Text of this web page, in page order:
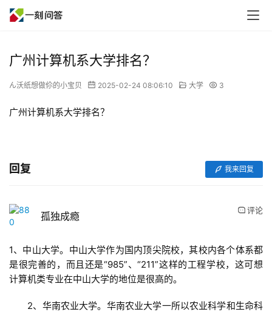
广州计算机系大学排名？
ん沃纸想做伱的小宝贝 2025-02-24 08:06:10 大学 3
广州计算机系大学排名？
回复 我来回复
孤独成瘾 评论
1、中山大学。中山大学作为国内顶尖院校，其校内各个体系都
是很完善的，而且还是“985”、“211”这样的工程学校，这可想
计算机类专业在中山大学的地位是很高的。
2、华南农业大学。华南农业大学一所以农业科学和生命科